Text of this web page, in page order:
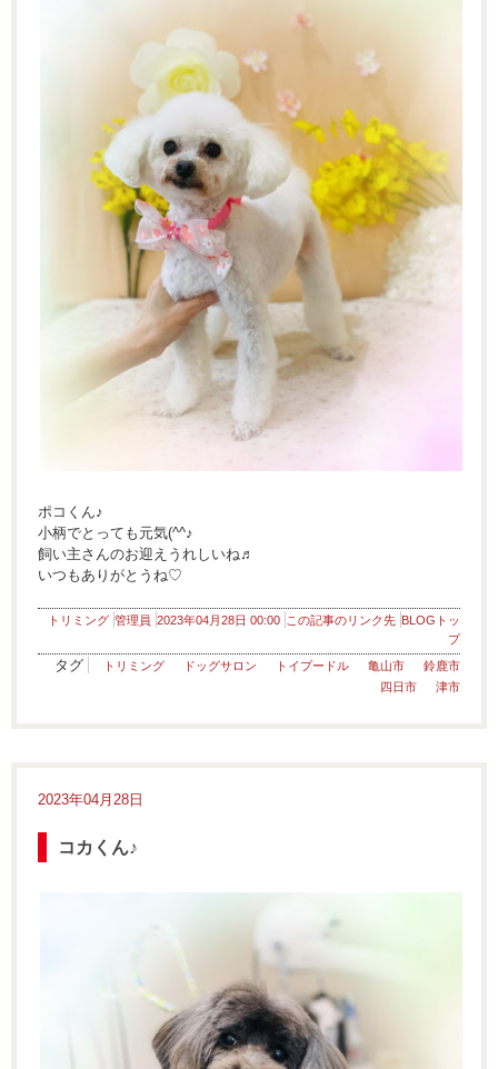
ポコくん♪
小柄でとっても元気(^^♪
飼い主さんのお迎えうれしいね♬
いつもありがとうね♡
トリミング 管理員 2023年04月28日 00:00 この記事のリンク先 BLOGトッ
プ
タグ トリミング ドッグサロン トイプードル 亀山市
鈴鹿市
四日市
津市
2023年04月28日
コカくん♪